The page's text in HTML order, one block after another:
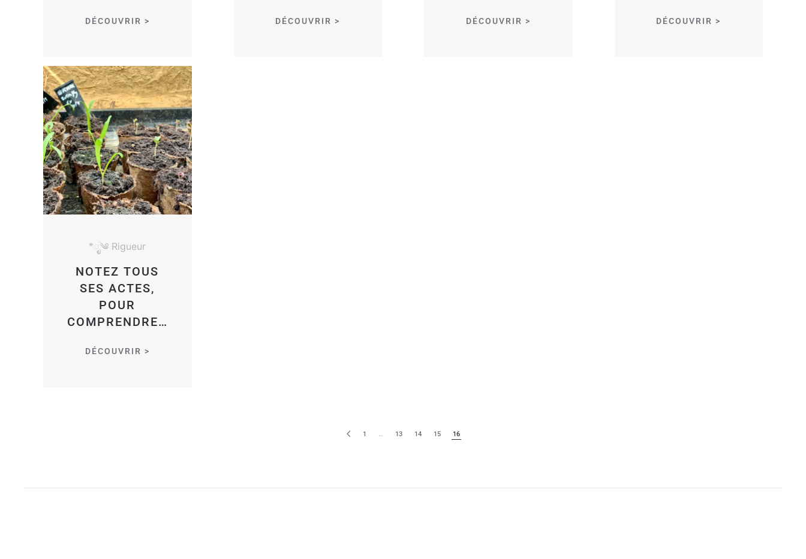
DÉCOUVRIR > DÉCOUVRIR > DÉCOUVRIR > DÉCOUVRIR >
*ೃ༄ Rigueur
NOTEZ TOUS
SES ACTES,
POUR
COMPRENDRE…
DÉCOUVRIR >
1 … 13 14 15 16